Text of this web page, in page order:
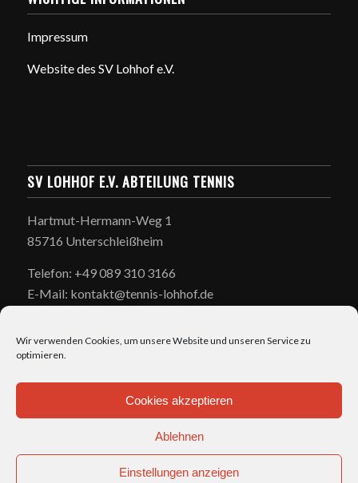
Wir verwenden Cookies, um unsere Website und unseren Service zu
optimieren.
Cookies akzeptieren
Ablehnen
Einstellungen anzeigen
Impressum
Website des SV Lohhof e.V.
SV LOHHOF E.V. ABTEILUNG TENNIS
Hartmut-Hermann-Weg 1
85716 Unterschleißheim
Telefon: +49 089 310 3166
E-Mail: kontakt@tennis-lohhof.de
ÖFFNUNGSZEITEN